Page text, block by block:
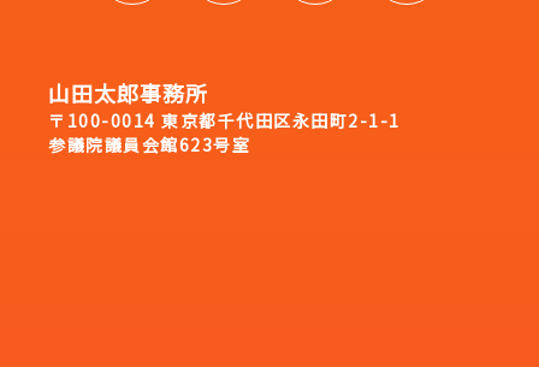
山田太郎事務所
〒100-0014 東京都千代田区永田町2-1-1
参議院議員会館623号室